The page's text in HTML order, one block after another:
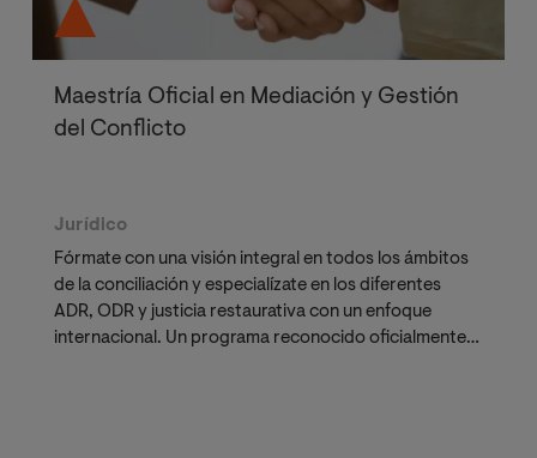
Maestría Oficial en Mediación y Gestión
del Conflicto
Jurídico
Fórmate con una visión integral en todos los ámbitos
de la conciliación y especialízate en los diferentes
ADR, ODR y justicia restaurativa con un enfoque
internacional. Un programa reconocido oficialmente,